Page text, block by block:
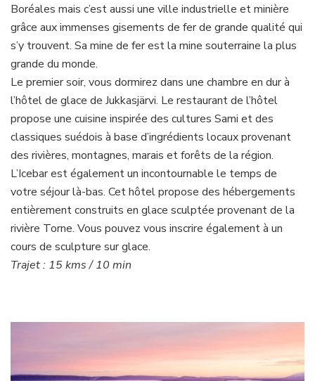
Boréales mais c’est aussi une ville industrielle et minière
grâce aux immenses gisements de fer de grande qualité qui
s’y trouvent. Sa mine de fer est la mine souterraine la plus
grande du monde.
Le premier soir, vous dormirez dans une chambre en dur à
l’hôtel de glace de Jukkasjärvi. Le restaurant de l’hôtel
propose une cuisine inspirée des cultures Sami et des
classiques suédois à base d’ingrédients locaux provenant
des rivières, montagnes, marais et forêts de la région.
L’Icebar est également un incontournable le temps de
votre séjour là-bas. Cet hôtel propose des hébergements
entièrement construits en glace sculptée provenant de la
rivière Torne. Vous pouvez vous inscrire également à un
cours de sculpture sur glace.
Trajet : 15 kms / 10 min